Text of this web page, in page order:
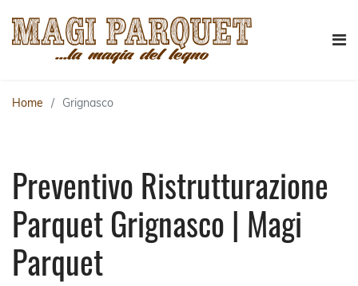
Home Grignasco
Preventivo Ristrutturazione
Parquet Grignasco | Magi
Parquet